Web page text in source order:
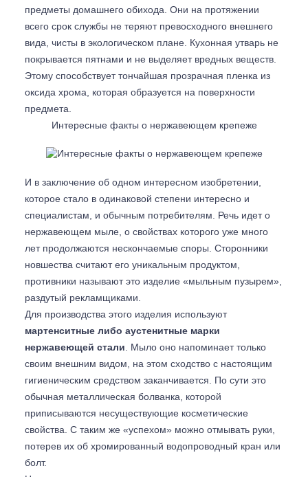
предметы домашнего обихода. Они на протяжении
всего срок службы не теряют превосходного внешнего
вида, чисты в экологическом плане. Кухонная утварь не
покрывается пятнами и не выделяет вредных веществ.
Этому способствует тончайшая прозрачная пленка из
оксида хрома, которая образуется на поверхности
предмета.
Интересные факты о нержавеющем крепеже
И в заключение об одном интересном изобретении,
которое стало в одинаковой степени интересно и
специалистам, и обычным потребителям. Речь идет о
нержавеющем мыле, о свойствах которого уже много
лет продолжаются нескончаемые споры. Сторонники
новшества считают его уникальным продуктом,
противники называют это изделие «мыльным пузырем»,
раздутый рекламщиками.
Для производства этого изделия используют
мартенситные либо аустенитные марки
нержавеющей стали . Мыло оно напоминает только
своим внешним видом, на этом сходство с настоящим
гигиеническим средством заканчивается. По сути это
обычная металлическая болванка, которой
приписываются несуществующие косметические
свойства. С таким же «успехом» можно отмывать руки,
потерев их об хромированный водопроводный кран или
болт.